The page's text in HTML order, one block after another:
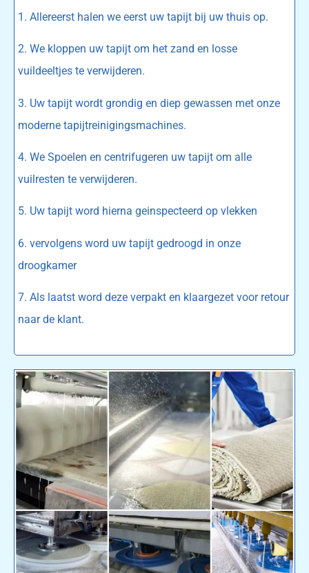
1. Allereerst halen we eerst uw tapijt bij uw thuis op.
2. We kloppen uw tapijt om het zand en losse
vuildeeltjes te verwijderen.
3. Uw tapijt wordt grondig en diep gewassen met onze
moderne tapijtreinigingsmachines.
4. We Spoelen en centrifugeren uw tapijt om alle
vuilresten te verwijderen.
5. Uw tapijt word hierna geinspecteerd op vlekken
6. vervolgens word uw tapijt gedroogd in onze
droogkamer
7. Als laatst word deze verpakt en klaargezet voor retour
naar de klant.